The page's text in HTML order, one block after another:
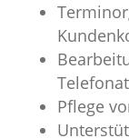
Pflege